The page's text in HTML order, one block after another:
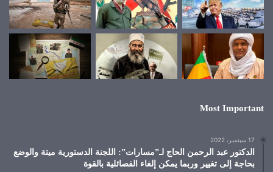
Most Important
17 سبتمبر، 2022
الدكتور عبد الرحمن الحاج لـ”مسارات”: اللجنة الدستورية ميتة والوضع
بحاجة إلى تغيير وربما يمكن إلغاء الفصائلية بالقوة